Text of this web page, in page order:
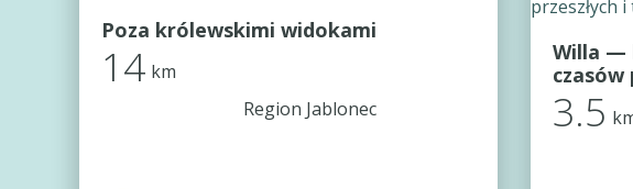
Poza królewskimi widokami
14 km
Region Jablonec
Willa —
czasów
3.5